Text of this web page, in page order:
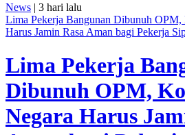
News | 3 hari lalu
Lima Pekerja Bangunan Dibunuh
Harus Jamin Rasa Aman bagi Pekerja
Lima Pekerja
Dibunuh OPM,
Negara Harus